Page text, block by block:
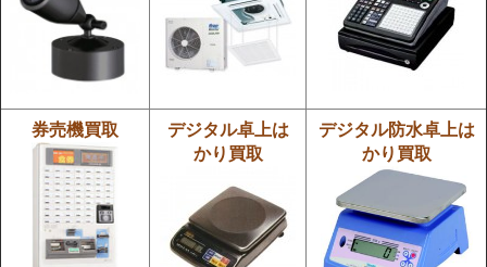
券売機買取
デジタル卓上は
かり買取
デジタル防水卓上は
かり買取